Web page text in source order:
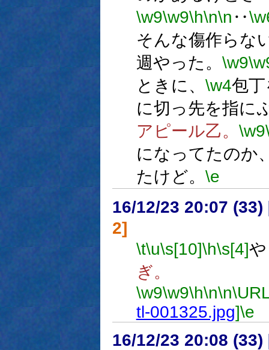
\w9\w9\h\n\n ‥
そんな傷作らな
週やった。 \w9
ときに、 \w4包
に切っ先を指に
アピール乙。 \w9
になってたのか
たけど。 \e
16/12/23 20:07 (33)
2]
\t\u\s[10]\h\s[4]
ぎ。
\w9\w9\h\n\n
tl-001325.jpg]\e
16/12/23 20:08 (33)